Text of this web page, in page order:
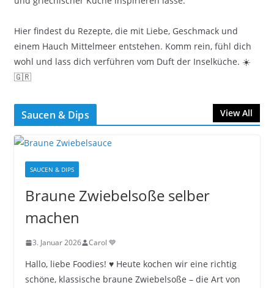
Hier findest du Rezepte, die mit Liebe, Geschmack und
einem Hauch Mittelmeer entstehen. Komm rein, fühl dich
wohl und lass dich verführen vom Duft der Inselküche. ☀️
🇬🇷
Saucen & Dips View All
SAUCEN & DIPS
Braune Zwiebelsoße selber
machen
3. Januar 2026 Carol 💙
Hallo, liebe Foodies! ♥︎ Heute kochen wir eine richtig
schöne, klassische braune Zwiebelsoße – die Art von